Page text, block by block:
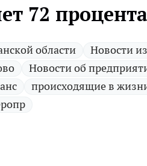
72 процента
области
Новости
Новости об
происходящие в